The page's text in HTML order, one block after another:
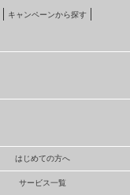
キャンペーンから探す
はじめての方へ
サービス一覧